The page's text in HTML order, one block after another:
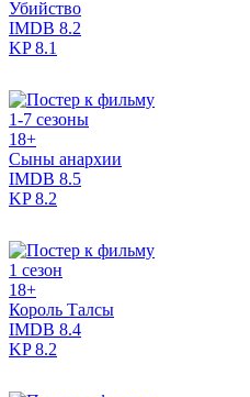
Убийство
IMDB 8.2
KP8.1
1-7 сезоны
18+
Сыны анархии
IMDB 8.5
KP8.2
1 сезон
18+
Король Талсы
IMDB 8.4
KP8.2